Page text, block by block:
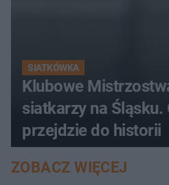
SIATKÓWKA
Klubowe
siatkarzy na
przejdzie do historii
ZOBACZ WIĘCEJ